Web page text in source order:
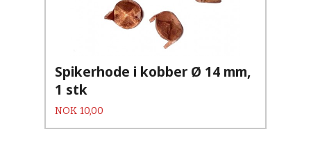
Spikerhode i kobber Ø 14 mm,
1 stk
Pris
NOK 10,00